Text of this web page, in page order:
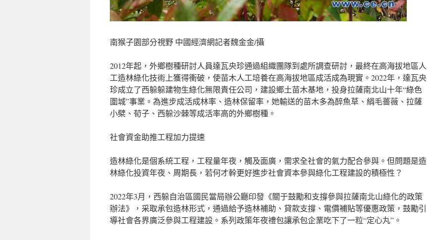
南猴子園部分視野 中國經濟網記者魏金金/攝
2012年起，外鄉樹種研討人員達瓦央珍通過組織團隊到處所調查研討，最終在高海拔地區人
工造林綠化技術上獲得衝破，使苗木人工培養在高海拔地區成活成為現實。2022年，達瓦央
珍成立了西躲躲建物生綠化無限責任公司，建設鄉土苗木基地，投身拉薩南北山十年“綠色
圍城”事業。為進步成活成林率、造林保留率，她輸送的苗木多為醉魚草、絹毛薔薇、拉薩
小檗、荀子、西躲沙棘等成活率高的外鄉樹種。
社會資金助推工程加力提速
造林綠化是個系統工程，工程量年夜，觸及面廣，需求全社會的氣力配合參與。但問題是造
林綠化投資年夜、周期長，若何才幹更好進步社會資本參與綠化工程建設的積極性？
2022年3月，西躲自治區國民當局辦公廳印發《關于鼓勵和支撐參與拉薩南北山綠化的政策
辦法》，采取承包造林形式，通過給予造林補助、貸款支撐、電價補貼等優惠政策，鼓勵引
導社會各界廣泛參與工程建設。系列政策年夜禮包讓承包企業吃下了一粒“定心丸”。